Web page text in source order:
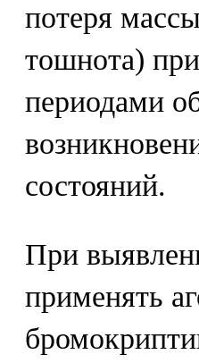
потеря
тошнота)
периодами
состояний.
При
применять